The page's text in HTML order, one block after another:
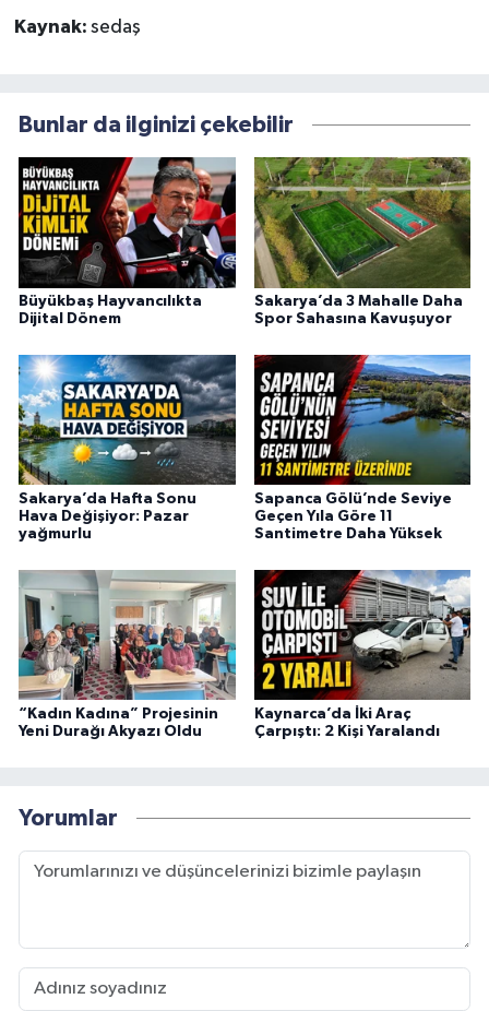
Kaynak: sedaş
Bunlar da ilginizi çekebilir
Büyükbaş Hayvancılıkta
Dijital Dönem
Sakarya’da 3 Mahalle Daha
Spor Sahasına Kavuşuyor
Sakarya’da Hafta Sonu
Hava Değişiyor: Pazar
yağmurlu
Sapanca Gölü’nde Seviye
Geçen Yıla Göre 11
Santimetre Daha Yüksek
“Kadın Kadına” Projesinin
Yeni Durağı Akyazı Oldu
Kaynarca’da İki Araç
Çarpıştı: 2 Kişi Yaralandı
Yorumlar